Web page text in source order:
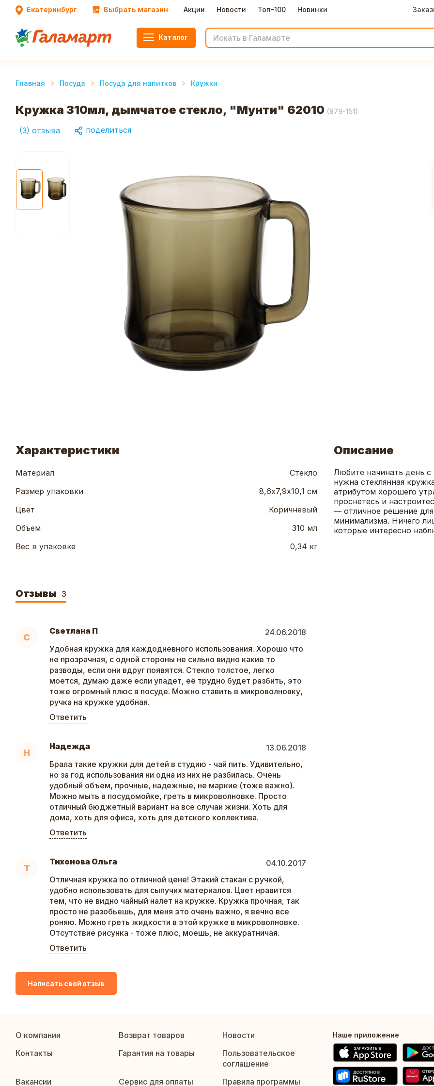
Екатеринбург Выбрать магазин Акции Новости Топ-100 Новинки
Каталог
Главная Посуда Посуда для напитков Кружки
Кружка 310мл, дымчатое стекло, "Мунти" 62010 (879-151)
(3) отзыва поделиться
Характеристики
Материал
Стекло
Размер упаковки
8,6х7,9х10,1 см
Цвет
Коричневый
Объем
310 мл
Вес в упаковке
0,34 кг
Описание
Любите начинать день с
нужна стеклянная
атрибутом хорошего
проснетесь и
— отличное решение
минимализма. Ничего
которые интересно
Отзывы 3
С
Светлана П
24.06.2018
Удобная кружка для каждодневного использования. Хорошо что
не прозрачная, с одной стороны не сильно видно какие то
разводы, если они вдруг появятся. Стекло толстое, легко
моется, думаю даже если упадет, её трудно будет разбить, это
тоже огромный плюс в посуде. Можно ставить в микроволновку,
ручка на кружке удобная.
Ответить
Н
Надежда
13.06.2018
Брала такие кружки для детей в студию - чай пить. Удивительно,
но за год использования ни одна из них не разбилась. Очень
удобный объем, прочные, надежные, не маркие (тоже важно).
Можно мыть в посудомойке, греть в микроволновке. Просто
отличный бюджетный вариант на все случаи жизни. Хоть для
дома, хоть для офиса, хоть для детского коллектива.
Ответить
Т
Тихонова Ольга
04.10.2017
Отличная кружка по отличной цене! Этакий стакан с ручкой,
удобно использовать для сыпучих материалов. Цвет нравится
тем, что не видно чайный налет на кружке. Кружка прочная, так
просто не разобьешь, для меня это очень важно, я вечно все
роняю. Можно греть жидкости в этой кружке в микроволновке.
Отсутствие рисунка - тоже плюс, моешь, не аккуратничая.
Ответить
Написать свой отзыв
О компании Возврат товаров
Новости
Контакты
Гарантия на товары
Пользовательское
соглашение
Вакансии
Сервис для оплаты Правила программы
Наше приложение